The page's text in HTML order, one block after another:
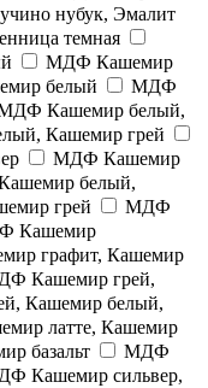
нубук, Эмалит
темная
МДФ Кашемир
белый
МДФ
Кашемир белый,
Кашемир грей
МДФ Кашемир
белый,
грей
МДФ
Кашемир
графит, Кашемир
Кашемир грей,
Кашемир белый,
латте, Кашемир
базальт
МДФ
Кашемир сильвер,